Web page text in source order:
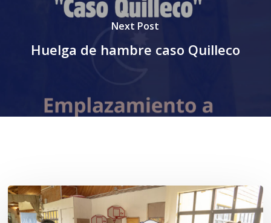
Next Post
Huelga de hambre caso Quilleco
Toda
el